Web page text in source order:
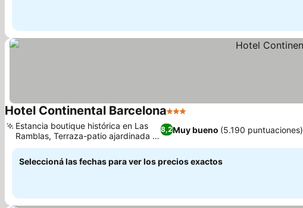
Hotel Continental Barcelona3 Estrellas
8,2Muy bueno (5.190 puntuaciones)
Estancia boutique histórica en Las
Ramblas, Terraza-patio ajardinada y
apartada
Seleccioná las fechas para ver los precios exactos